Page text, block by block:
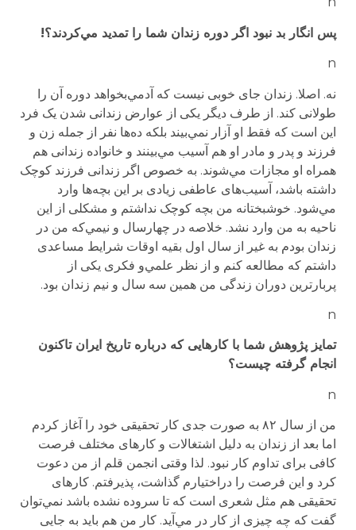
پس انگار بد نبود اگر دوره زندان شما را تمدید مي‌کردند؟!
n
نه. اصلا. زندان جای خوبی نیست که آدمي‌بخواهد دوره آن را
طولانی کند. از طرف دیگر یکی از عوارض زندانی شدن یک فرد
این است که فقط او آزار نمي‌بیند بلکه ده‌ها نفر از جمله زن و
فرزند و پدر و مادر او هم آسیب مي‌بینند و خانواده زندانی هم
همراه او مجازات مي‌شوند. به خصوص اگر زندانی فرزند کوچک
داشته باشد، آسیب‌های عاطفی زیادی بر این بچه‌ها وارد
مي‌شود. خوشبختانه من بچه کوچک نداشتم و مشکلی از این
ناحیه به من وارد نشد. خلاصه در چهارسال و نیمي‌که من در
زندان بودم به غیر از سال اول بقیه اوقات شرایط مساعدی
داشتم که مطالعه کنم و از نظر علمي‌و فکری یکی از
پربارترین دوران زندگی من همین سه سال و نیم زندان بود.
n
تمایز پژوهش شما با کارهایی که درباره تاریخ ایران تاکنون
انجام گرفته چیست؟
n
من از سال ۸۲ به صورت جدی کار تحقیقی خود را آغاز کردم
اما بعد از زندان به دلیل اشتغالات و کارهای مختلف فرصت
کافی برای تداوم کار نبود. لذا وقتی انجمن قلم از من دعوت
کرد و این فرصت را دراختیارم گذاشت، پذیرفتم. کارهای
تحقیقی هم مثل شعری است که تا سروده نشده باشد نمي‌توان
گفت که چه چیزی از کار در مي‌آید. کار من هم باید به جایی